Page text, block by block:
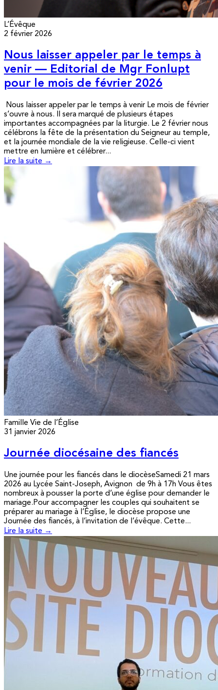
L’Évêque
2 février 2026
Nous laisser appeler par le temps à
venir — Editorial de Mgr Fonlupt
pour le mois de février 2026
Nous laisser appeler par le temps à venir Le mois de février
s’ouvre à nous. Il sera marqué de plusieurs étapes
importantes accompagnées par la liturgie. Le 2 février nous
célébrons la fête de la présentation du Seigneur au temple,
et la journée mondiale de la vie religieuse. Celle-ci vient
mettre en lumière et célébrer...
Lire la suite →
Famille Vie de l’Église
31 janvier 2026
Journée diocésaine des fiancés
Une journée pour les fiancés dans le diocèseSamedi 21 mars
2026 au Lycée Saint-Joseph, Avignon de 9h à 17h Vous êtes
nombreux à pousser la porte d’une église pour demander le
mariage.Pour accompagner les couples qui souhaitent se
préparer au mariage à l’Église, le diocèse propose une
Journée des fiancés, à l’invitation de l’évêque. Cette...
Lire la suite →